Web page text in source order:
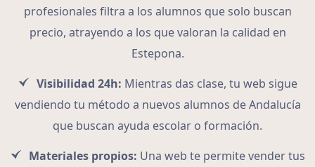
profesionales filtra a los alumnos que solo buscan
precio, atrayendo a los que valoran la calidad en
Estepona.
Visibilidad 24h: Mientras das clase, tu web sigue
vendiendo tu método a nuevos alumnos de Andalucía
que buscan ayuda escolar o formación.
Materiales propios: Una web te permite vender tus